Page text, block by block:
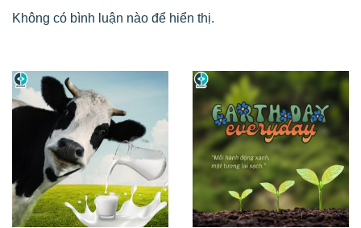
Không có bình luận nào để hiển thị.